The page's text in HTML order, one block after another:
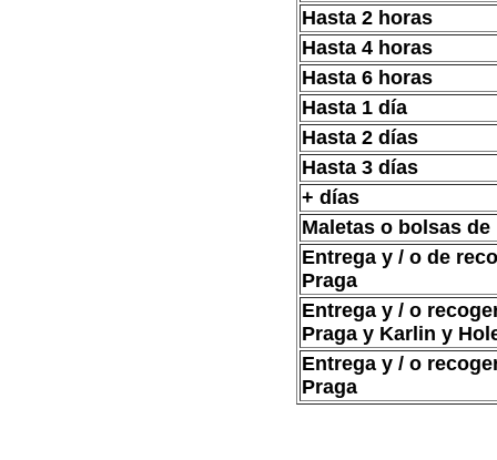
Hasta 2 horas
Hasta 4 horas
Hasta 6 horas
Hasta 1 día
Hasta 2 días
Hasta 3 días
+ días
Maletas o bolsas
Entrega y / o de
Praga
Entrega y / o
Praga y Karlin y
Entrega y / o
Praga